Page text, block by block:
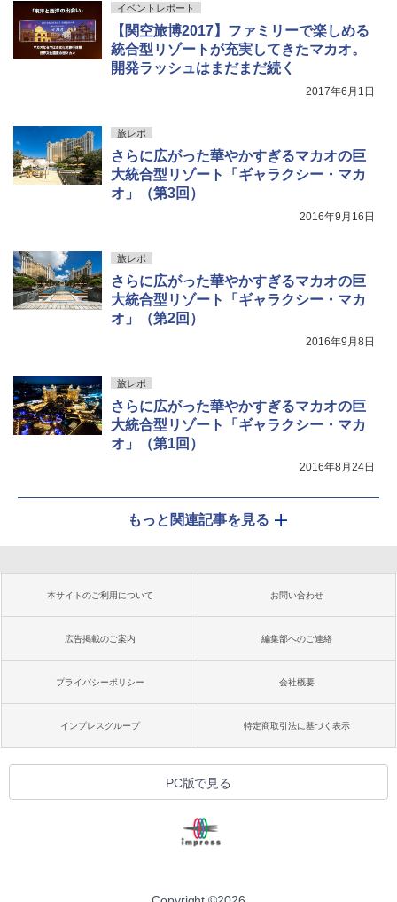
イベントレポート
【関空旅博2017】ファミリーで楽しめる
統合型リゾートが充実してきたマカオ。
開発ラッシュはまだまだ続く
2017年6月1日
旅レポ
さらに広がった華やかすぎるマカオの巨
大統合型リゾート「ギャラクシー・マカ
オ」（第3回）
2016年9月16日
旅レポ
さらに広がった華やかすぎるマカオの巨
大統合型リゾート「ギャラクシー・マカ
オ」（第2回）
2016年9月8日
旅レポ
さらに広がった華やかすぎるマカオの巨
大統合型リゾート「ギャラクシー・マカ
オ」（第1回）
2016年8月24日
もっと関連記事を見る
本サイトのご利用について お問い合わせ
広告掲載のご案内 編集部へのご連絡
プライバシーポリシー 会社概要
インプレスグループ 特定商取引法に基づく表示
PC版で見る